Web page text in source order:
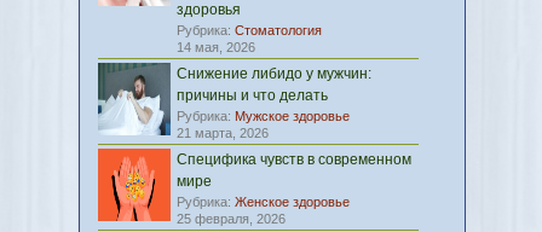
здоровья
Рубрика: Стоматология
14 мая, 2026
Снижение либидо у мужчин:
причины и что делать
Рубрика: Мужское здоровье
21 марта, 2026
Специфика чувств в современном
мире
Рубрика: Женское здоровье
25 февраля, 2026